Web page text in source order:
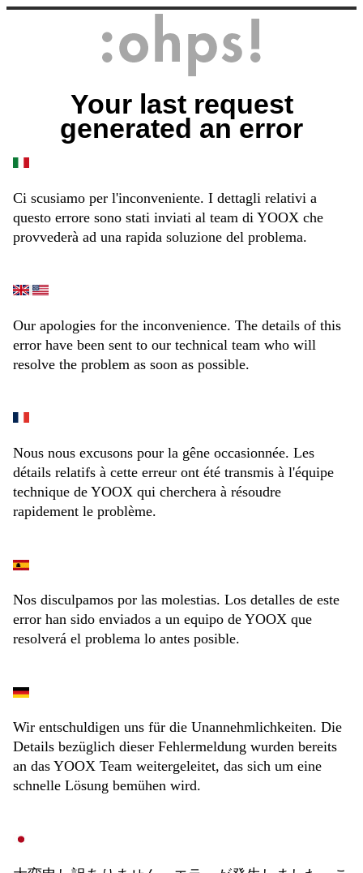
Your last request
generated an error
Ci scusiamo per l'inconveniente. I dettagli relativi a
questo errore sono stati inviati al team di YOOX che
provvederà ad una rapida soluzione del problema.
Our apologies for the inconvenience. The details of this
error have been sent to our technical team who will
resolve the problem as soon as possible.
Nous nous excusons pour la gêne occasionnée. Les
détails relatifs à cette erreur ont été transmis à l'équipe
technique de YOOX qui cherchera à résoudre
rapidement le problème.
Nos disculpamos por las molestias. Los detalles de este
error han sido enviados a un equipo de YOOX que
resolverá el problema lo antes posible.
Wir entschuldigen uns für die Unannehmlichkeiten. Die
Details bezüglich dieser Fehlermeldung wurden bereits
an das YOOX Team weitergeleitet, das sich um eine
schnelle Lösung bemühen wird.